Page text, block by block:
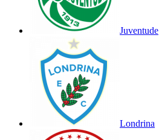
Juventude
Londrina